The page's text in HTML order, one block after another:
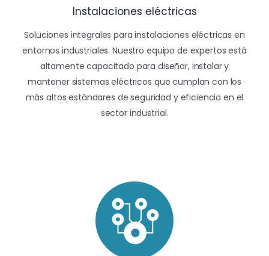
Instalaciones eléctricas
Soluciones integrales para instalaciones eléctricas en
entornos industriales. Nuestro equipo de expertos está
altamente capacitado para diseñar, instalar y
mantener sistemas eléctricos que cumplan con los
más altos estándares de seguridad y eficiencia en el
sector industrial.